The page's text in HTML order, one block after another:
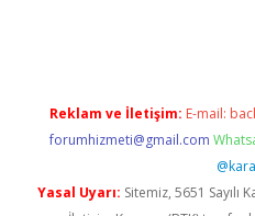
Reklam ve İletişim: E-mail:
forumhizmeti@gmail.com
Yasal Uyarı: Sitemiz, 5651 Sayılı